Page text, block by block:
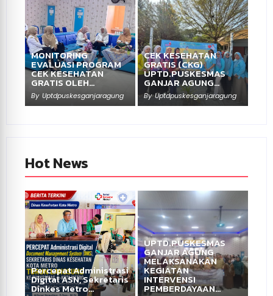
MONITORING
EVALUASI PROGRAM
CEK KESEHATAN
GRATIS OLEH…
By Uptdpuskesganjaragung
CEK KESEHATAN
GRATIS (CKG)
UPTD.PUSKESMAS
GANJAR AGUNG…
By Uptdpuskesganjaragung
Hot News
Percepat Administrasi
Digital ASN, Sekretaris
Dinkes Metro…
UPTD.PUSKESMAS
GANJAR AGUNG
MELAKSANAKAN
KEGIATAN
INTERVENSI
PEMBERDAYAAN…